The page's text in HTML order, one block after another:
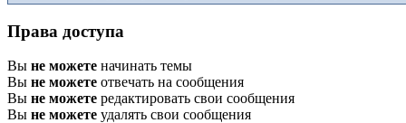
Права доступа
Вы не можете начинать темы
Вы не можете отвечать на сообщения
Вы не можете редактировать свои сообщения
Вы не можете удалять свои сообщения